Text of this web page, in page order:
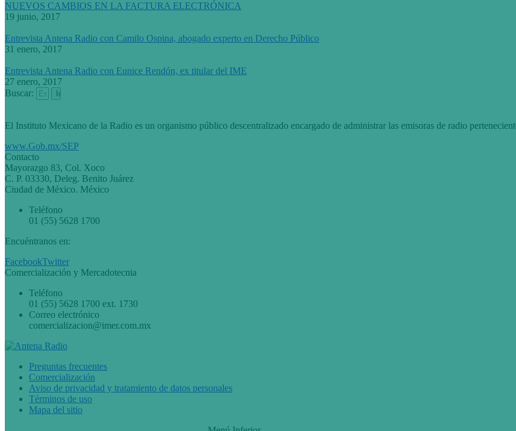
NUEVOS CAMBIOS EN LA FACTURA ELECTRÓNICA
19 junio, 2017
Entrevista Antena Radio con Camilo Ospina, abogado experto en Derecho Público
31 enero, 2017
Entrevista Antena Radio con Eunice Rendón, ex titular del IME
27 enero, 2017
Buscar:
El Instituto Mexicano de la Radio es un organismo público descentralizado encargado de administrar las emisoras de radio
www.Gob.mx/SEP
Contacto
Mayorazgo 83, Col. Xoco
C. P. 03330, Deleg. Benito Juárez
Ciudad de México. México
Teléfono
01 (55) 5628 1700
Encuéntranos en:
FacebookTwitter
Comercialización y Mercadotecnia
Teléfono
01 (55) 5628 1700 ext. 1730
Correo electrónico
comercializacion@imer.com.mx
Preguntas frecuentes
Comercialización
Aviso de privacidad y tratamiento de datos personales
Términos de uso
Mapa del sitio